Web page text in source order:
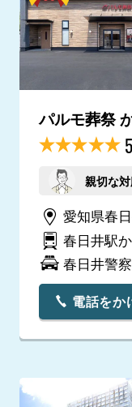
パルモ葬祭
親切な対
愛知県春
春日井駅
春日井警
電話をか